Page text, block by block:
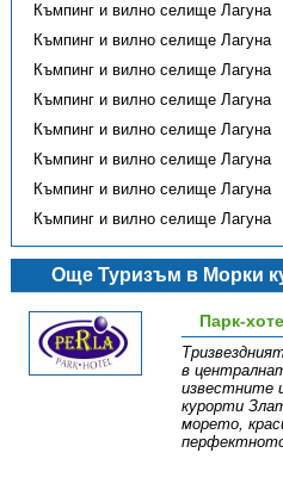
Къмпинг и вилно селище Лагуна
Къмпинг и вилно селище Лагуна
Къмпинг и вилно селище Лагуна
Къмпинг и вилно селище Лагуна
Къмпинг и вилно селище Лагуна
Къмпинг и вилно селище Лагуна
Къмпинг и вилно селище Лагуна
Къмпинг и вилно селище Лагуна
Още Туризъм в Морки
Парк-
в
известните
курорти
морето,